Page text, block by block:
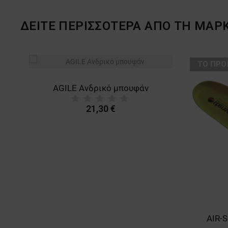
ΔΕΙΤΕ ΠΕΡΙΣΣΟΤΕΡΑ ΑΠΟ ΤΗ
AGILE Ανδρικό μπουφάν
21,30 €
AIR-